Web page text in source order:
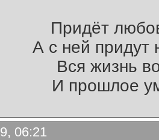
Придёт
А с ней
Вся жизнь
И прошлое
06:21